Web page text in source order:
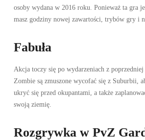
osoby wydana w 2016 roku. Ponieważ ta gra
masz godziny nowej zawartości, trybów gry i
Fabuła
Akcja toczy się po wydarzeniach z
Zombie są zmuszone wycofać się z Suburbii,
ukryć się przed okupantami, a także
swoją ziemię.
Rozgrywka w PvZ